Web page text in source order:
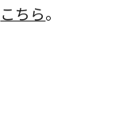
こちら。